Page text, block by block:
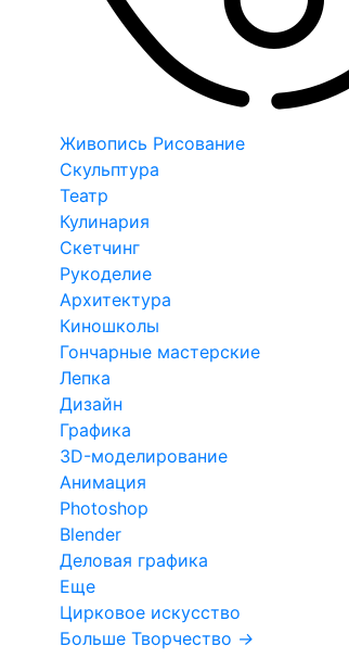
Живопись Рисование
Скульптура
Театр
Кулинария
Скетчинг
Рукоделие
Архитектура
Киношколы
Гончарные мастерские
Лепка
Дизайн
Графика
3D-моделирование
Анимация
Photoshop
Blender
Деловая графика
Еще
Цирковое искусство
Больше Творчество →